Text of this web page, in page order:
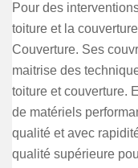
Pour des
toiture et la
Couverture. Ses
maitrise des
toiture et couverture.
de matériels
qualité et avec
qualité supérieure